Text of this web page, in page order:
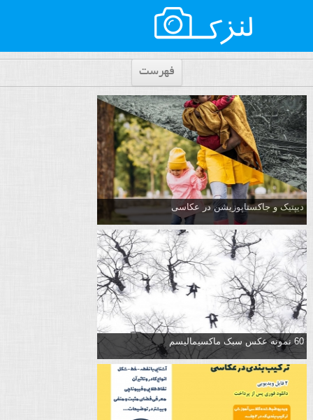
فهرست
دیپتیک و جاکستا‌پوزیشن در عکاسی
60 نمونه عکس سبک ماکسیمالیسم